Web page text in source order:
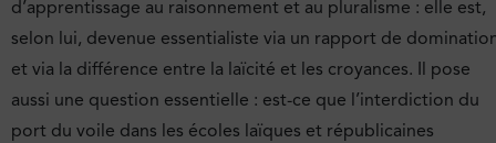
d’apprentissage au raisonnement et au pluralisme : elle est,
selon lui, devenue essentialiste via un rapport de
et via la différence entre la laïcité et les croyances. Il pose
aussi une question essentielle : est-ce que l’interdiction du
port du voile dans les écoles laïques et républicaines